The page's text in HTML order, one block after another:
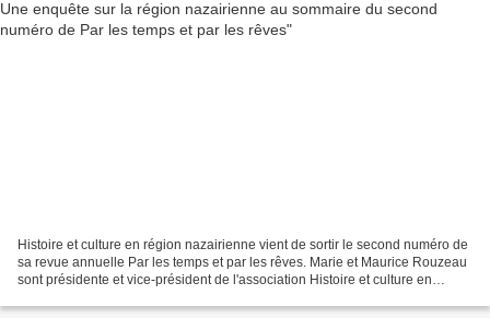
Histoire et culture en région nazairienne vient de sortir le second numéro de
sa revue annuelle Par les temps et par les rêves. Marie et Maurice Rouzeau
sont présidente et vice-président de l'association Histoire et culture en